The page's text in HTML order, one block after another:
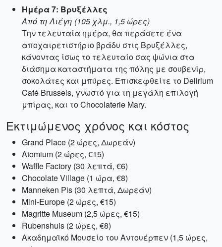
Ημέρα 7: Βρυξέλλες
Από τη Λιέγη (105 χλμ., 1,5 ώρες)
Την τελευταία ημέρα, θα περάσετε ένα
αποχαιρετιστήριο βράδυ στις Βρυξέλλες,
κάνοντας ίσως το τελευταίο σας ψώνια στα
διάσημα καταστήματα της πόλης με σουβενίρ,
σοκολάτες και μπύρες. Επισκεφθείτε το Delirium
Café Brussels, γνωστό για τη μεγάλη επιλογή
μπίρας, και το Chocolaterie Mary.
Εκτιμώμενος χρόνος και κόστος
Grand Place (2 ώρες, Δωρεάν)
Atomium (2 ώρες, €15)
Waffle Factory (30 λεπτά, €6)
Chocolate Village (1 ώρα, €8)
Manneken Pis (30 λεπτά, Δωρεάν)
Mini-Europe (2 ώρες, €15)
Magritte Museum (2,5 ώρες, €15)
Rubenshuis (2 ώρες, €8)
Ακαδημαϊκό Μουσείο του Αντουέρπεν (1,5 ώρες,